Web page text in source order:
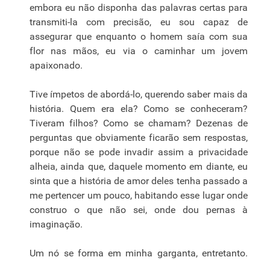
embora eu não disponha das palavras certas para
transmiti-la com precisão, eu sou capaz de
assegurar que enquanto o homem saía com sua
flor nas mãos, eu via o caminhar um jovem
apaixonado.
Tive ímpetos de abordá-lo, querendo saber mais da
história. Quem era ela? Como se conheceram?
Tiveram filhos? Como se chamam? Dezenas de
perguntas que obviamente ficarão sem respostas,
porque não se pode invadir assim a privacidade
alheia, ainda que, daquele momento em diante, eu
sinta que a história de amor deles tenha passado a
me pertencer um pouco, habitando esse lugar onde
construo o que não sei, onde dou pernas à
imaginação.
Um nó se forma em minha garganta, entretanto.